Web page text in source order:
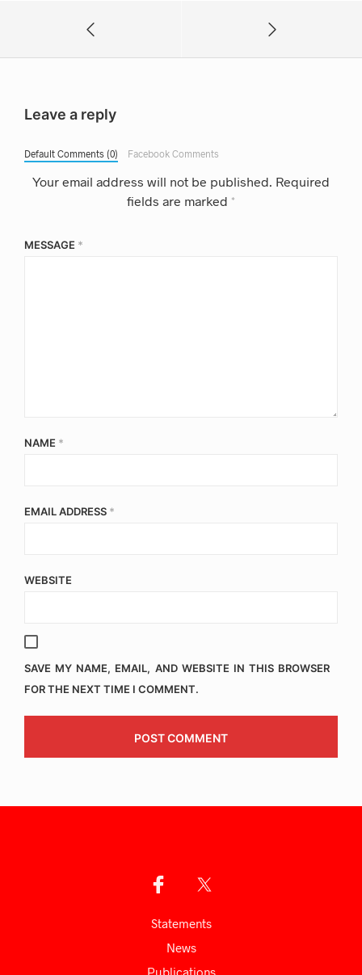
Leave a reply
Default Comments (0) Facebook Comments
Your email address will not be published. Required
fields are marked *
MESSAGE *
NAME *
EMAIL ADDRESS *
WEBSITE
SAVE MY NAME, EMAIL, AND WEBSITE IN THIS BROWSER
FOR THE NEXT TIME I COMMENT.
Statements
News